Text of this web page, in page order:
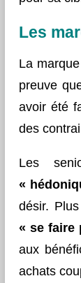
Les
La
preuve
avoir été
des
Les
«
désir.
« se faire
aux
achats